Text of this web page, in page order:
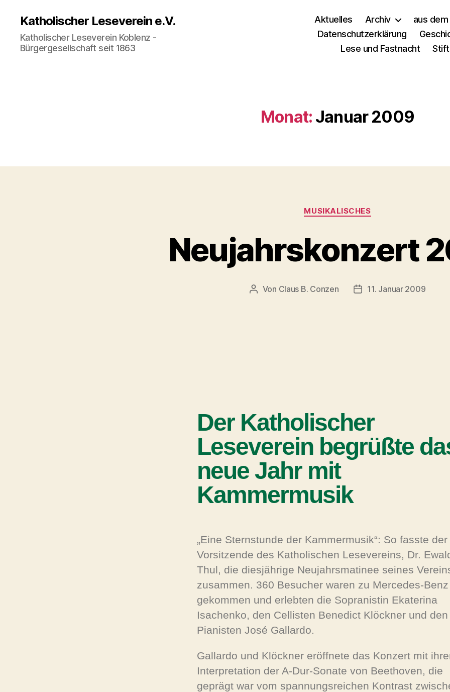
Katholischer Leseverein e.V.
Katholischer Leseverein Koblenz -
Bürgergesellschaft seit 1863
Aktuelles Archiv aus
Datenschutzerklärung
Lese und Fastnacht
Monat: Januar 2009
MUSIKALISCHES
Neujahrskonzert
Von Claus B. Conzen 11. Januar 2009
Der Katholischer
Leseverein begrüßte
neue Jahr mit
Kammermusik
„Eine Sternstunde der Kammermusik“: So fasste der
Vorsitzende des Katholischen Lesevereins, Dr.
Thul, die diesjährige Neujahrsmatinee seines
zusammen. 360 Besucher waren zu Mercedes-Benz
gekommen und erlebten die Sopranistin Ekaterina
Isachenko, den Cellisten Benedict Klöckner und den
Pianisten José Gallardo.
Gallardo und Klöckner eröffnete das Konzert mit
Interpretation der A-Dur-Sonate von Beethoven, die
geprägt war vom spannungsreichen Kontrast